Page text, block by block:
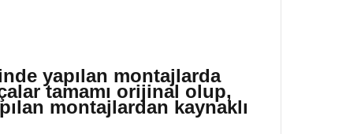
yapılan montajlarda
tamamı orijinal olup,
montajlardan kaynaklı